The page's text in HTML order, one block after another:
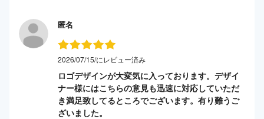
匿名
2026/07/15/にレビュー済み
ロゴデザインが大変気に入っております。デザイ
ナー様にはこちらの意見も迅速に対応していただ
き満足致してるところでございます。有り難うご
ざいました。